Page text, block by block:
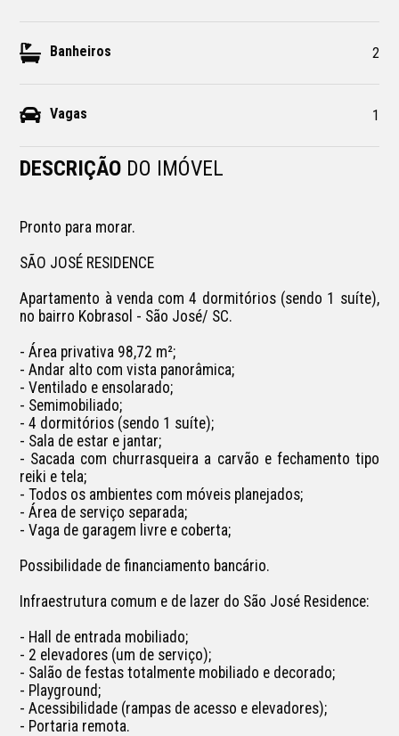
Banheiros 2
Vagas 1
DESCRIÇÃO DO IMÓVEL
Pronto para morar.
SÃO JOSÉ RESIDENCE
Apartamento à venda com 4 dormitórios (sendo 1 suíte),
no bairro Kobrasol - São José/ SC.
- Área privativa 98,72 m²;
- Andar alto com vista panorâmica;
- Ventilado e ensolarado;
- Semimobiliado;
- 4 dormitórios (sendo 1 suíte);
- Sala de estar e jantar;
- Sacada com churrasqueira a carvão e fechamento tipo
reiki e tela;
- Todos os ambientes com móveis planejados;
- Área de serviço separada;
- Vaga de garagem livre e coberta;
Possibilidade de financiamento bancário.
Infraestrutura comum e de lazer do São José Residence:
- Hall de entrada mobiliado;
- 2 elevadores (um de serviço);
- Salão de festas totalmente mobiliado e decorado;
- Playground;
- Acessibilidade (rampas de acesso e elevadores);
- Portaria remota.